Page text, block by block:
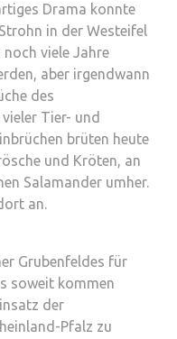
Drama konnte
in der Westeifel
viele Jahre
aber irgendwann
des
Tier- und
brüten heute
und Kröten, an
Salamander umher.
an.
Grubenfeldes für
soweit kommen
der
Pfalz zu